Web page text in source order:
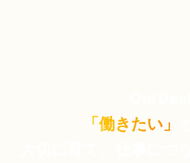
「働きたい」